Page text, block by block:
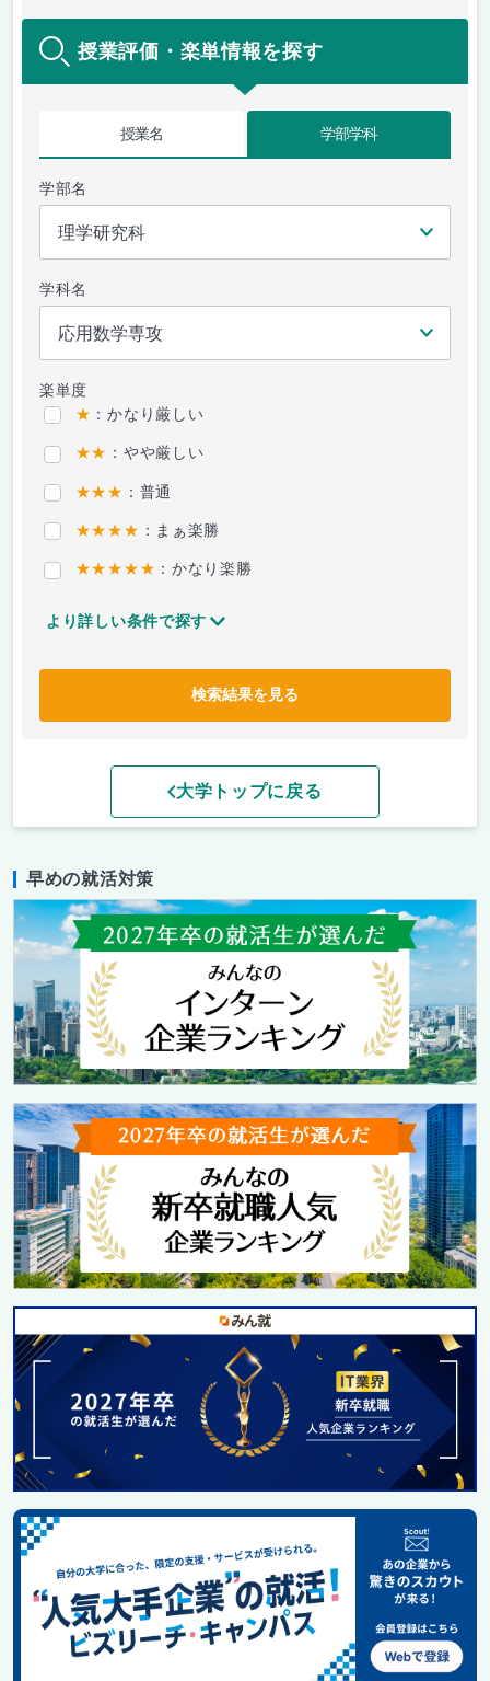
授業評価・楽単情報を探す
授業名 学部学科
学部名
学科名
楽単度
★ ：かなり厳しい
★★ ：やや厳しい
★★★ ：普通
★★★★ ：まぁ楽勝
★★★★★ ：かなり楽勝
より詳しい条件で探す
検索結果を見る
大学トップに戻る
早めの就活対策